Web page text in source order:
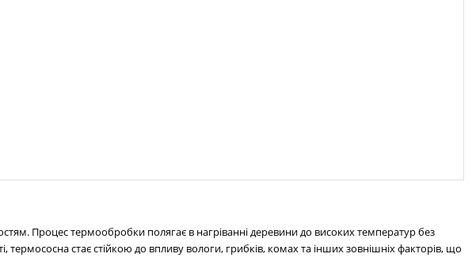
Процес термообробки полягає в нагріванні деревини до високих температур без
стає стійкою до впливу вологи, грибків, комах та інших зовнішніх факторів, що